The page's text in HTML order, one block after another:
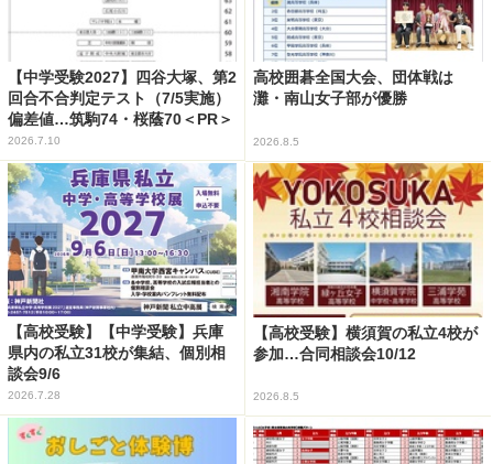
【中学受験2027】四谷大塚、第2
回合不合判定テスト（7/5実施）
偏差値…筑駒74・桜蔭70＜PR＞
2026.7.10
高校囲碁全国大会、団体戦は
灘・南山女子部が優勝
2026.8.5
【高校受験】【中学受験】兵庫
県内の私立31校が集結、個別相
談会9/6
2026.7.28
【高校受験】横須賀の私立4校が
参加…合同相談会10/12
2026.8.5